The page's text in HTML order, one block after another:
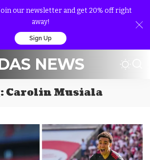
our newsletter and get 20% off right
away!
Sign Up
NEWS
Carolin Musiala